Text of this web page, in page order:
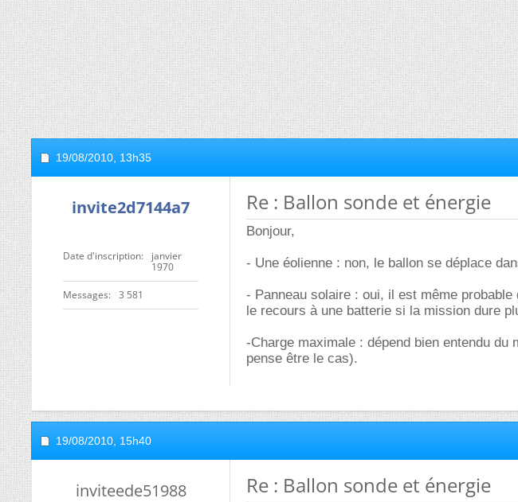
19/08/2010, 13h35
invite2d7144a7
Date d'inscription
janvier
1970
Messages 3 581
Re : Ballon sonde et énergie
Bonjour,
- Une éolienne : non, le ballon se déplace
- Panneau solaire : oui, il est même
le recours à une batterie si la mission dure
-Charge maximale : dépend bien entendu
pense être le cas).
19/08/2010, 15h40
inviteede51988 Re : Ballon sonde et énergie